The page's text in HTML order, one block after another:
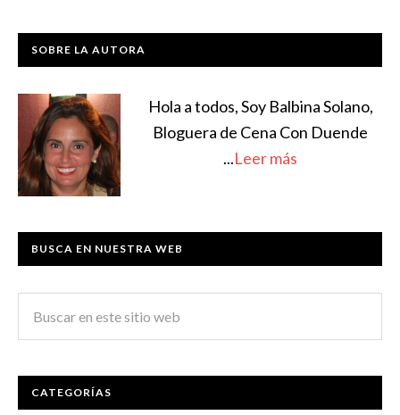
SOBRE LA AUTORA
Hola a todos, Soy Balbina Solano,
Bloguera de Cena Con Duende
...Leer más
BUSCA EN NUESTRA WEB
CATEGORÍAS